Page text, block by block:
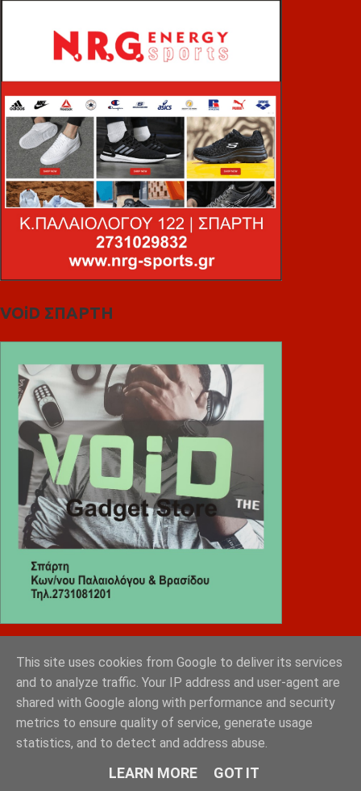
VOiD ΣΠΑΡΤΗ
Diafimistes.gr
This site uses cookies from Google to deliver its services
and to analyze traffic. Your IP address and user-agent are
shared with Google along with performance and security
metrics to ensure quality of service, generate usage
statistics, and to detect and address abuse.
LEARN MORE GOT IT